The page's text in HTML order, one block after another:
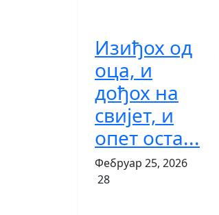
Изиђох од
оца, и
дођох на
свијет, и
опет оста...
Фебруар 25, 2026
28